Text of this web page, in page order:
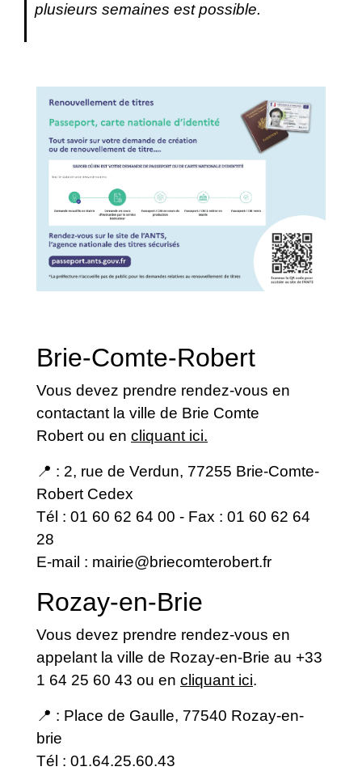
plusieurs semaines est possible.
Brie-Comte-Robert
Vous devez prendre rendez-vous en
contactant la ville de Brie Comte
Robert ou en cliquant ici.
📍 : 2, rue de Verdun, 77255 Brie-Comte-
Robert Cedex
Tél : 01 60 62 64 00 - Fax : 01 60 62 64
28
E-mail : mairie@briecomterobert.fr
Rozay-en-Brie
Vous devez prendre rendez-vous en
appelant la ville de Rozay-en-Brie au +33
1 64 25 60 43 ou en cliquant ici.
📍 : Place de Gaulle, 77540 Rozay-en-
brie
Tél : 01.64.25.60.43